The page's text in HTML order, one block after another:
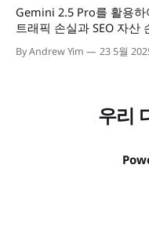
Gemini 2.5 Pro를 활용
트래픽 손실과 SEO 자산
을 정리했습니다. 딥 리
정했지만, 일부 표현이 여
By Andrew Yim 23 5월
우리